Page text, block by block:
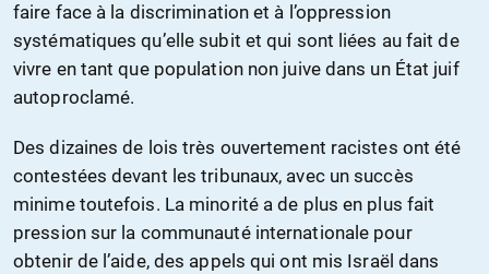
faire face à la discrimination et à l’oppression
systématiques qu’elle subit et qui sont liées au fait de
vivre en tant que population non juive dans un État juif
autoproclamé.
Des dizaines de lois très ouvertement racistes ont été
contestées devant les tribunaux, avec un succès
minime toutefois. La minorité a de plus en plus fait
pression sur la communauté internationale pour
obtenir de l’aide, des appels qui ont mis Israël dans